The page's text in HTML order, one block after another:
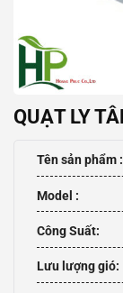
QUẠT LY
Tên sản phẩm :
Model :
Công Suất:
Lưu lượng gió: